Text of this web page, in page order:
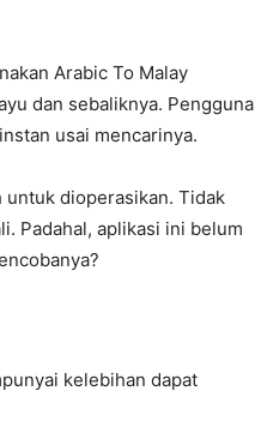
Arabic To Malay
dan sebaliknya. Pengguna
usai mencarinya.
untuk dioperasikan. Tidak
Padahal, aplikasi ini belum
kelebihan dapat